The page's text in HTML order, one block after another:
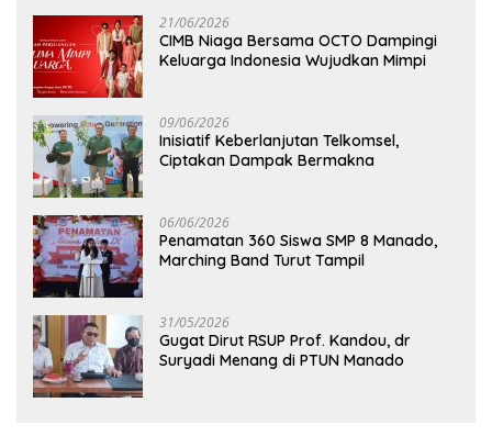
21/06/2026
CIMB Niaga Bersama OCTO Dampingi
Keluarga Indonesia Wujudkan Mimpi
09/06/2026
Inisiatif Keberlanjutan Telkomsel,
Ciptakan Dampak Bermakna
06/06/2026
Penamatan 360 Siswa SMP 8 Manado,
Marching Band Turut Tampil
31/05/2026
Gugat Dirut RSUP Prof. Kandou, dr
Suryadi Menang di PTUN Manado